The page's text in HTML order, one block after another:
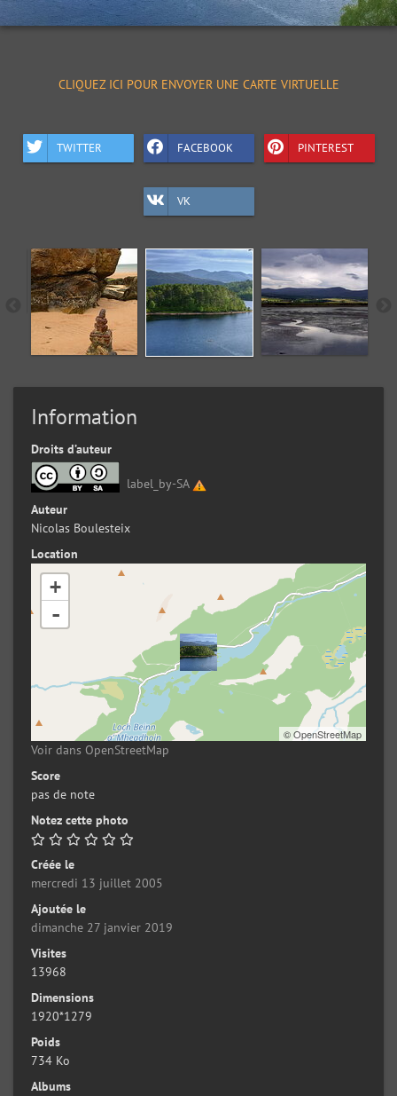
CLIQUEZ ICI POUR ENVOYER UNE CARTE VIRTUELLE
TWITTER FACEBOOK PINTEREST
VK
Information
Droits d’auteur
label_by-SA
Auteur
Nicolas Boulesteix
Location
+
-
©OpenStreetMap
Voir dans OpenStreetMap
Score
pas de note
Notez cette photo
Créée le
mercredi 13 juillet 2005
Ajoutée le
dimanche 27 janvier 2019
Visites
13968
Dimensions
1920*1279
Poids
734 Ko
Albums